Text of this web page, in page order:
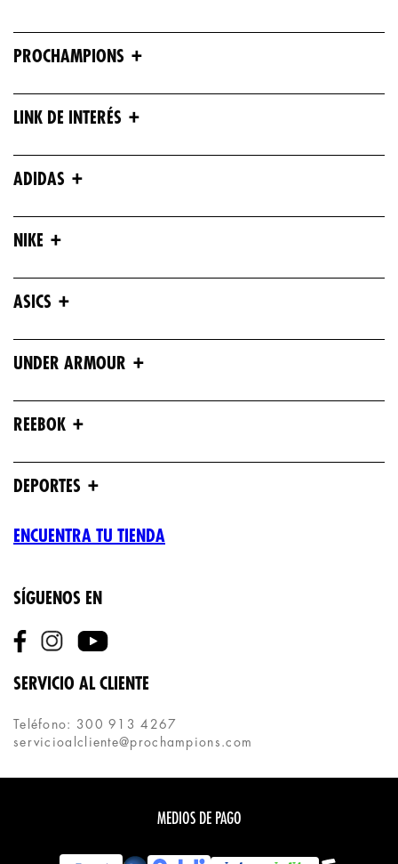
PROCHAMPIONS +
LINK DE INTERÉS +
ADIDAS +
NIKE +
ASICS +
UNDER ARMOUR +
REEBOK +
DEPORTES +
ENCUENTRA TU TIENDA
SÍGUENOS EN
SERVICIO AL CLIENTE
Teléfono: 300 913 4267
servicioalcliente@prochampions.com
MEDIOS DE PAGO